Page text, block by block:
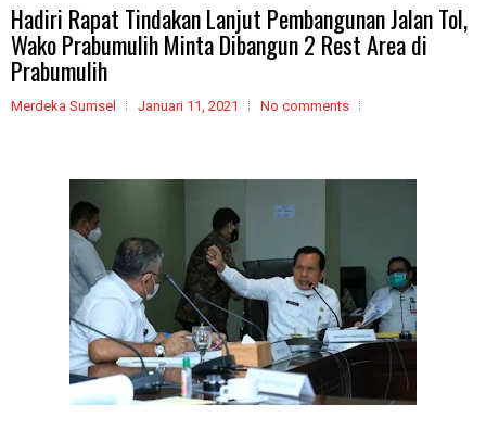
Hadiri Rapat Tindakan Lanjut Pembangunan Jalan Tol,
Wako Prabumulih Minta Dibangun 2 Rest Area di
Prabumulih
Merdeka Sumsel Januari 11, 2021 No comments